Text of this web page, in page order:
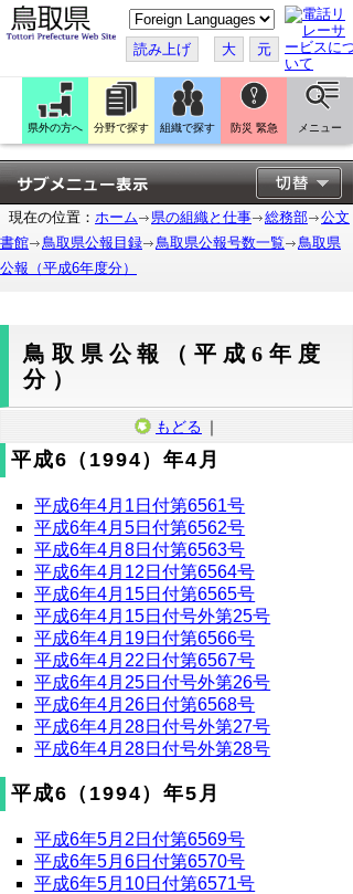
こ
の
ペ
ー
ジ
翻
訳
す
る
読み上げ 大 元
県外の方へ 分野で探す 組織で探す 防災 緊急 メニュー
現在の位置： ホーム 県の組織と仕事 総務部
公文
書館
鳥取県公報目録 鳥取県公報号数一覧
鳥取県
公報（平成6年度分）
鳥取県公報（平成6年度
分）
もどる ｜
平成6（1994）年4月
平成6年4月1日付第6561号
平成6年4月5日付第6562号
平成6年4月8日付第6563号
平成6年4月12日付第6564号
平成6年4月15日付第6565号
平成6年4月15日付号外第25号
平成6年4月19日付第6566号
平成6年4月22日付第6567号
平成6年4月25日付号外第26号
平成6年4月26日付第6568号
平成6年4月28日付号外第27号
平成6年4月28日付号外第28号
平成6（1994）年5月
平成6年5月2日付第6569号
平成6年5月6日付第6570号
平成6年5月10日付第6571号